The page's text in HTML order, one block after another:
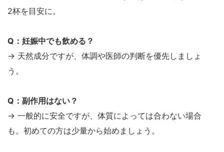
2杯を目安に。
Q：妊娠中でも飲める？
→ 天然成分ですが、体調や医師の判断を優先しましょ
う。
Q：副作用はない？
→ 一般的に安全ですが、体質によっては合わない場合
も。初めての方は少量から始めましょう。